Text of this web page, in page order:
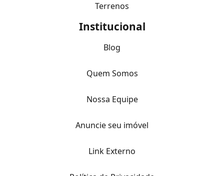
Terrenos
Institucional
Blog
Quem Somos
Nossa Equipe
Anuncie seu imóvel
Link Externo